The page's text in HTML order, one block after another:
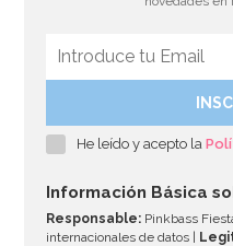
Caja para Tartas 20 x 20 x
He leído y acepto la
Información Básica
Responsable: Pinkbass
internacionales de datos |